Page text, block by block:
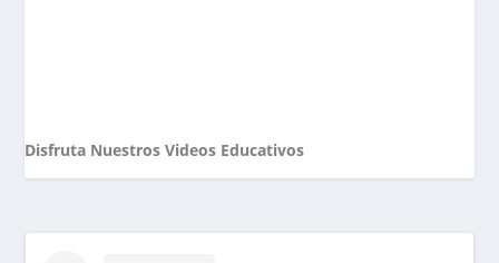
Disfruta Nuestros Videos Educativos